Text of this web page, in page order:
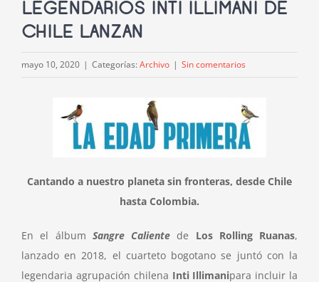
LEGENDARIOS INTI ILLIMANI DE
CHILE LANZAN
mayo 10, 2020 | Categorías: Archivo | Sin comentarios
Cantando a nuestro planeta sin fronteras, desde Chile
hasta Colombia.
En el álbum Sangre Caliente de Los Rolling Ruanas,
lanzado en 2018, el cuarteto bogotano se juntó con la
legendaria agrupación chilena Inti Illimanipara incluir la